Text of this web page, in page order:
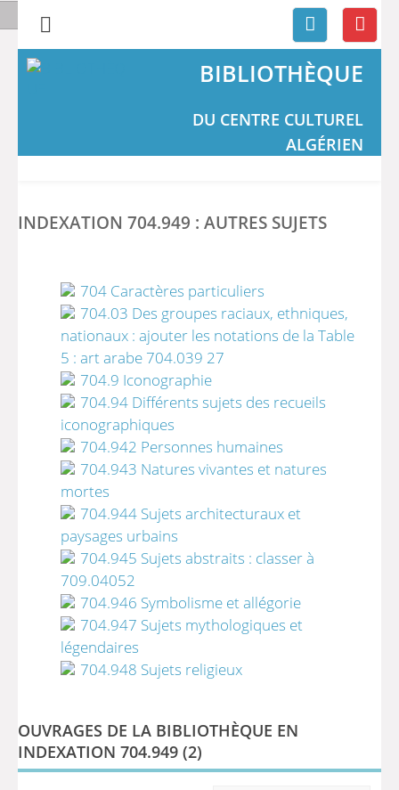
BIBLIOTHÈQUE
DU CENTRE CULTUREL
ALGÉRIEN
INDEXATION 704.949 : AUTRES SUJETS
704 Caractères particuliers
704.03 Des groupes raciaux, ethniques,
nationaux : ajouter les notations de la Table
5 : art arabe 704.039 27
704.9 Iconographie
704.94 Différents sujets des recueils
iconographiques
704.942 Personnes humaines
704.943 Natures vivantes et natures
mortes
704.944 Sujets architecturaux et
paysages urbains
704.945 Sujets abstraits : classer à
709.04052
704.946 Symbolisme et allégorie
704.947 Sujets mythologiques et
légendaires
704.948 Sujets religieux
OUVRAGES DE LA BIBLIOTHÈQUE EN
INDEXATION 704.949 (2)